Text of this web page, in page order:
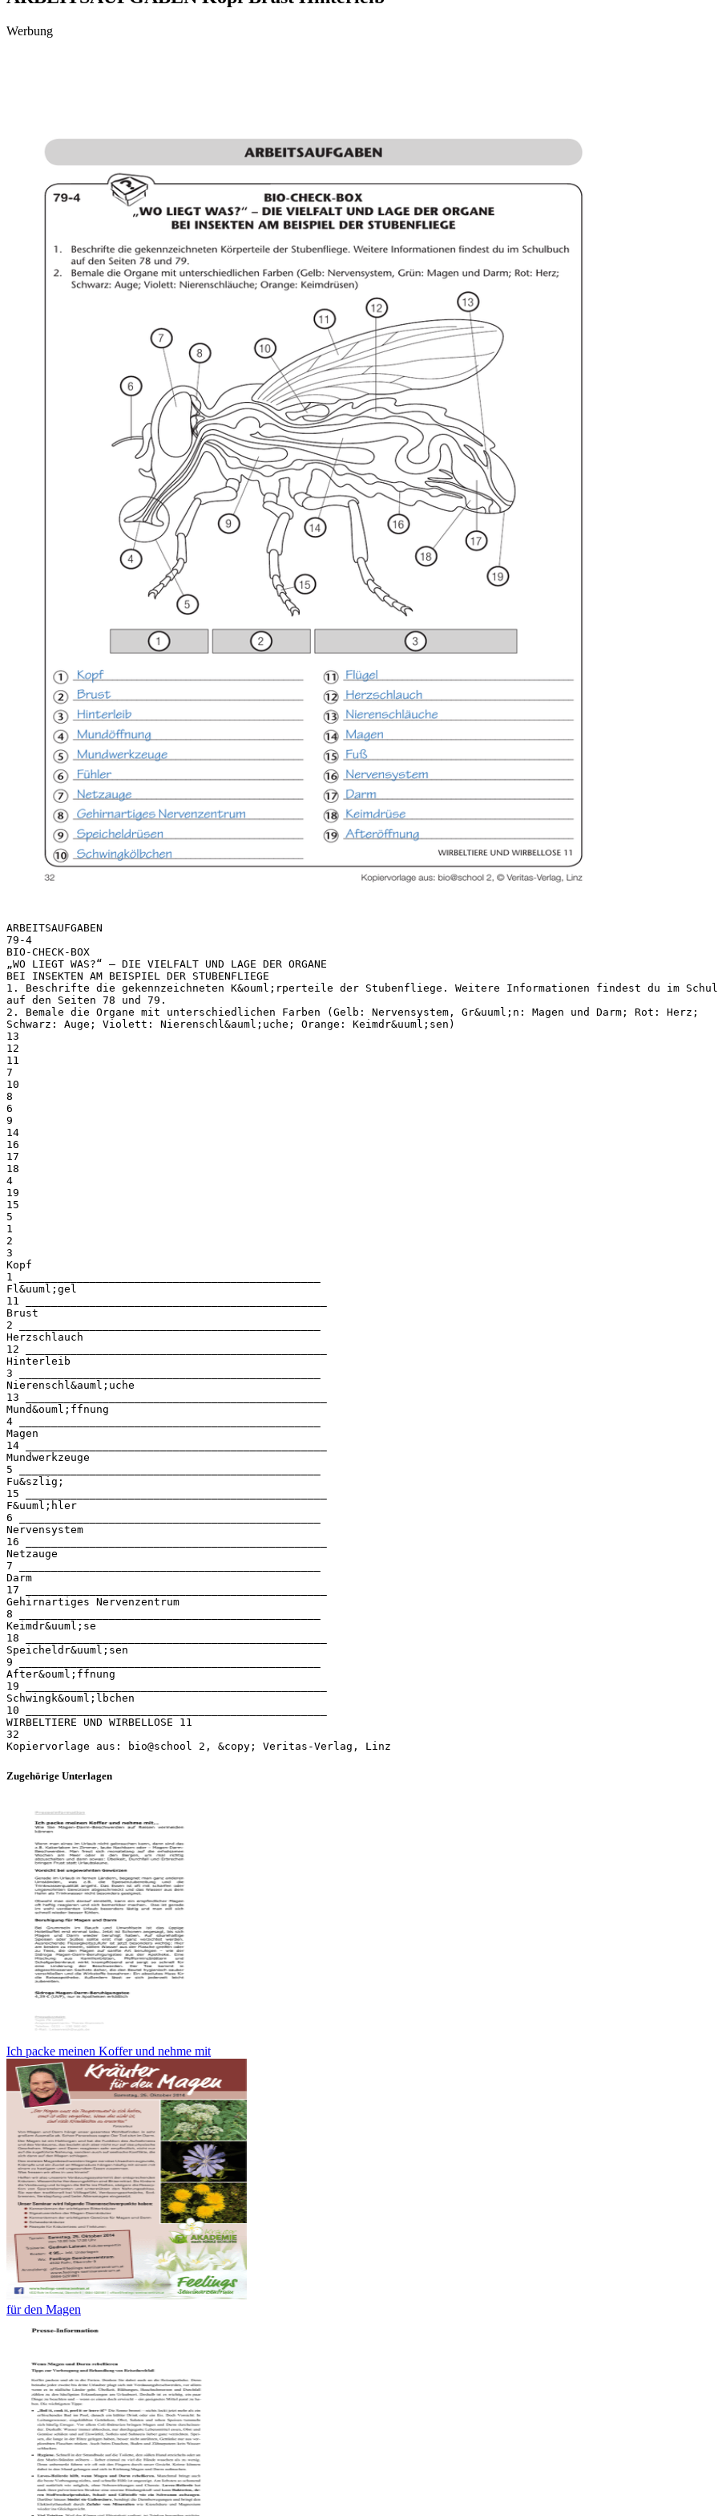
Werbung
ARBEITSAUFGABEN
79-4
BIO-CHECK-BOX
„WO LIEGT WAS?“ – DIE VIELFALT UND LAGE DER ORGANE
BEI INSEKTEN AM BEISPIEL DER STUBENFLIEGE
1. Beschrifte die gekennzeichneten K&ouml;rperteile der Stubenfliege. Weitere Informationen findest du im
auf den Seiten 78 und 79.
2. Bemale die Organe mit unterschiedlichen Farben (Gelb: Nervensystem, Gr&uuml;n: Magen und Darm; Rot: Herz;
Schwarz: Auge; Violett: Nierenschl&auml;uche; Orange: Keimdr&uuml;sen)
13
12
11
7
10
8
6
9
14
16
17
18
4
19
15
5
1
2
3
Kopf
1 _______________________________________________
Fl&uuml;gel
11 _______________________________________________
Brust
2 _______________________________________________
Herzschlauch
12 _______________________________________________
Hinterleib
3 _______________________________________________
Nierenschl&auml;uche
13 _______________________________________________
Mund&ouml;ffnung
4 _______________________________________________
Magen
14 _______________________________________________
Mundwerkzeuge
5 _______________________________________________
Fu&szlig;
15 _______________________________________________
F&uuml;hler
6 _______________________________________________
Nervensystem
16 _______________________________________________
Netzauge
7 _______________________________________________
Darm
17 _______________________________________________
Gehirnartiges Nervenzentrum
8 _______________________________________________
Keimdr&uuml;se
18 _______________________________________________
Speicheldr&uuml;sen
9 _______________________________________________
After&ouml;ffnung
19 _______________________________________________
Schwingk&ouml;lbchen
10 _______________________________________________
WIRBELTIERE UND WIRBELLOSE 11
32
Zugehörige Unterlagen
Ich packe meinen Koffer und nehme mit
für den Magen